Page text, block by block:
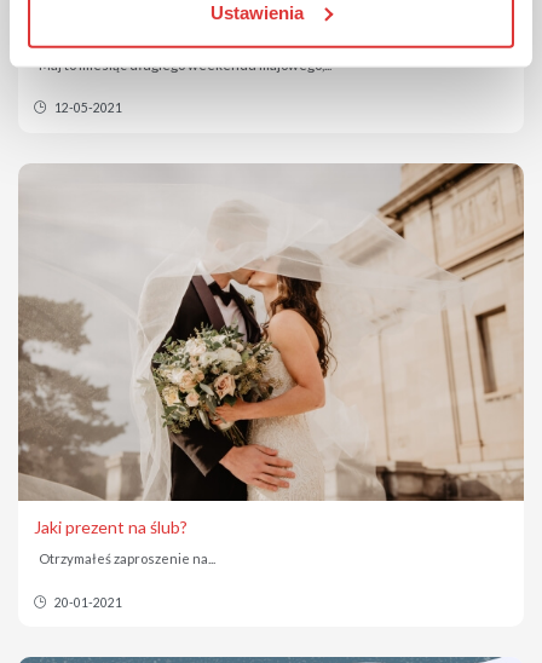
Ustawienia
Maj to miesiąc długiego weekendu majowego,...
12-05-2021
Jaki prezent na ślub?
Otrzymałeś zaproszenie na...
20-01-2021